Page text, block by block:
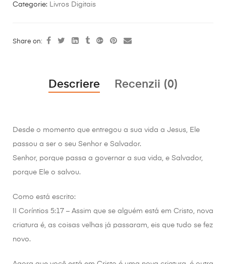
Categorie: Livros Digitais
Share on:
Descriere Recenzii (0)
Desde o momento que entregou a sua vida a Jesus, Ele
passou a ser o seu Senhor e Salvador.
Senhor, porque passa a governar a sua vida, e Salvador,
porque Ele o salvou.
Como está escrito:
II Coríntios 5:17 – Assim que se alguém está em Cristo, nova
criatura é, as coisas velhas já passaram, eis que tudo se fez
novo.